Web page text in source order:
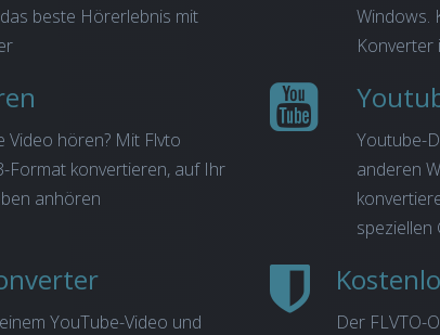
beste Hörerlebnis mit
Windows.
Konverter
Video hören? Mit Flvto
Format konvertieren, auf Ihr
anhören
Youtube-
anderen
speziellen
YouTube-Video und
Der FLVTO-